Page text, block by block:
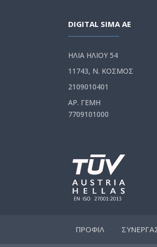
DIGITAL SIMA AE
ΗΛΙΑ ΗΛΙΟΥ 54
11743, Ν. ΚΟΣΜΟΣ
2109010401
ΑΡ. ΓΕΜΗ
7709101000
ΠΡΟΦΙΛ